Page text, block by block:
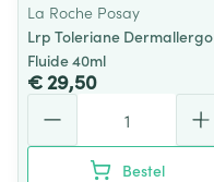
La Roche Posay
Lrp Toleriane Dermallergo
Fluide 40ml
€ 29,50
Bestel